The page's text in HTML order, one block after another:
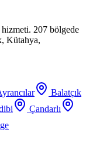
207 bölgede
Kütahya,
Balatçık
Çandarlı